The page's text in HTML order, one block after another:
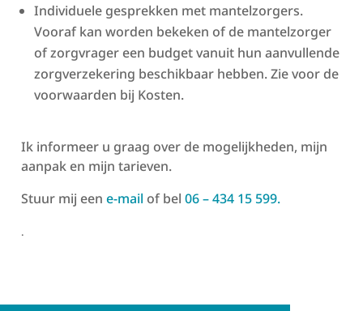
Individuele gesprekken met mantelzorgers.
Vooraf kan worden bekeken of de mantelzorger
of zorgvrager een budget vanuit hun aanvullende
zorgverzekering beschikbaar hebben. Zie voor de
voorwaarden bij Kosten.
Ik informeer u graag over de mogelijkheden, mijn
aanpak en mijn tarieven.
Stuur mij een e-mail of bel 06 – 434 15 599.
.